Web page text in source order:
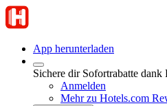
App herunterladen
Sichere dir Sofortrabatte
Anmelden
Mehr zu Hotels.com